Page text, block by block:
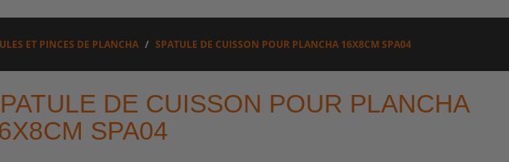
ET PINCES DE PLANCHA SPATULE DE CUISSON POUR PLANCHA 16X8CM SPA04
DE CUISSON POUR PLANCHA
SPA04